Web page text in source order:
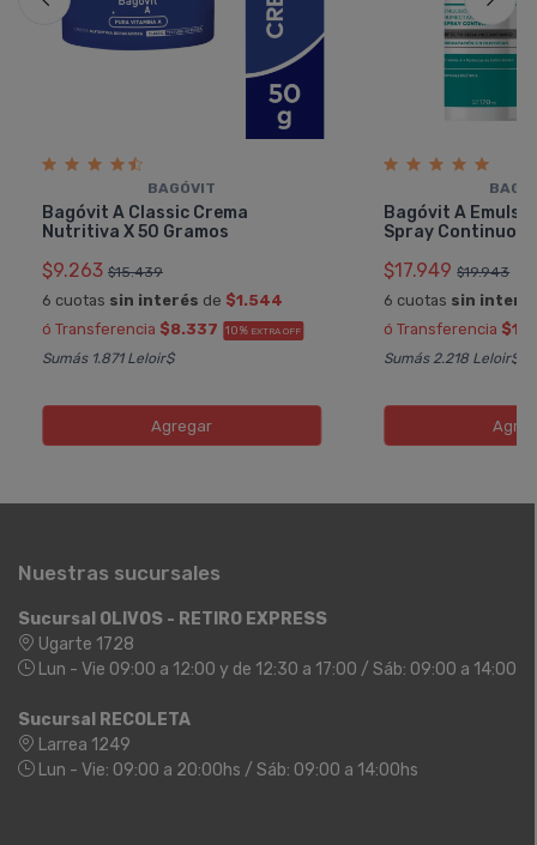
BAGÓVIT
Bagóvit A Classic Crema
Nutritiva X 50 Gramos
$9.263 $15.439
6 cuotas sin interés de $1.544
ó Transferencia $8.337 10% EXTRA OFF
Sumás 1.871 Leloir$
Agregar
Bagóvit A
Spray Continuo
$17.949 $19.943
6 cuotas sin
ó Transferencia
Sumás 2.218 Leloir$
Nuestras sucursales
Sucursal OLIVOS - RETIRO EXPRESS
Ugarte 1728
Lun - Vie 09:00 a 12:00 y de 12:30 a 17:00 / Sáb: 09:00 a 14:00
Sucursal RECOLETA
Larrea 1249
Lun - Vie: 09:00 a 20:00hs / Sáb: 09:00 a 14:00hs